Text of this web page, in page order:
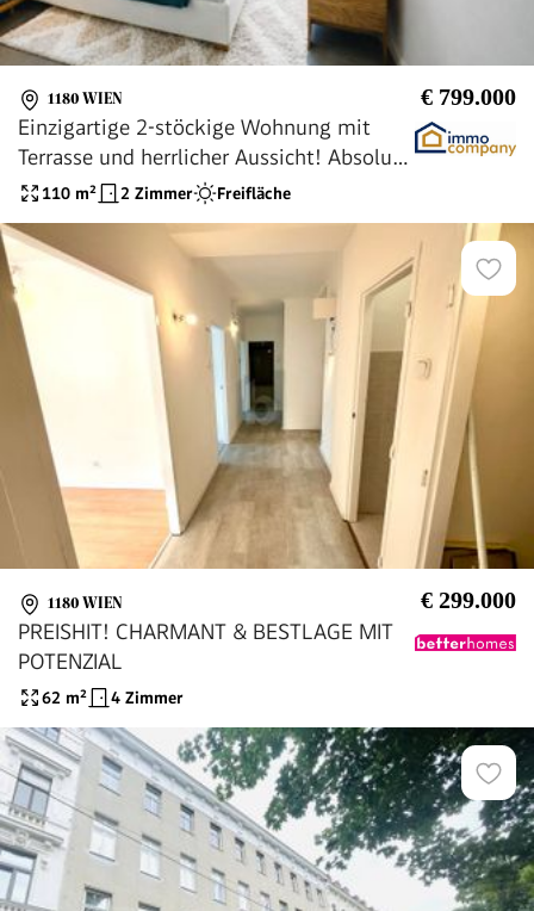
1180 WIEN € 799.000
Einzigartige 2-stöckige Wohnung mit
Terrasse und herrlicher Aussicht! Absolute
Ruhe! 18. Bezirk. U6
110 m² 2 Zimmer Freifläche
1180 WIEN € 299.000
PREISHIT! CHARMANT & BESTLAGE MIT
POTENZIAL
62 m² 4 Zimmer